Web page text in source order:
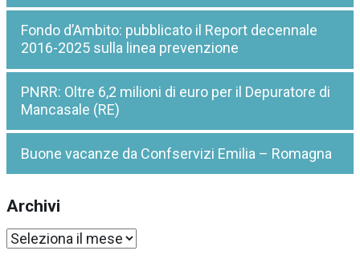
Fondo d’Ambito: pubblicato il Report decennale
2016-2025 sulla linea prevenzione
PNRR: Oltre 6,2 milioni di euro per il Depuratore di
Mancasale (RE)
Buone vacanze da Confservizi Emilia – Romagna
Archivi
Archivi